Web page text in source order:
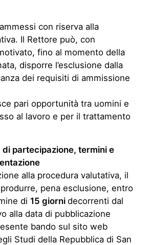
con riserva alla
Il Rettore può, con
fino al momento della
disporre l’esclusione dalla
dei requisiti di ammissione
pari opportunità tra uomini e
al lavoro e per il trattamento
partecipazione, termini e
alla procedura valutativa, il
pena esclusione, entro
di 15 giorni decorrenti dal
alla data di pubblicazione
bando sul sito web
Studi della Repubblica di San